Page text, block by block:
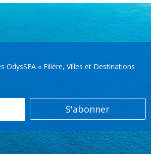
OdysSEA « Filière, Villes et Destinations
S'abonner